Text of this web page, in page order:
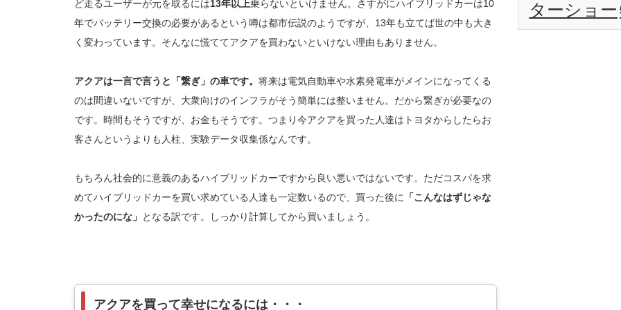
ど走るユーザーが元を取るには13年以上乗らないといけません。さすがにハイブリッドカーは10
年でバッテリー交換の必要があるという噂は都市伝説のようですが、13年も立てば世の中も大き
く変わっています。そんなに慌ててアクアを買わないといけない理由もありません。
アクアは一言で言うと「繋ぎ」の車です。 将来は電気自動車や水素発電車がメインになってくる
のは間違いないですが、大衆向けのインフラがそう簡単には整いません。だから繋ぎが必要なの
です。時間もそうですが、お金もそうです。つまり今アクアを買った人達はトヨタからしたらお
客さんというよりも人柱、実験データ収集係なんです。
もちろん社会的に意義のあるハイブリッドカーですから良い悪いではないです。ただコスパを求
めてハイブリッドカーを買い求めている人達も一定数いるので、買った後に
「こんなはずじゃな
かったのにな」 となる訳です。しっかり計算してから買いましょう。
アクアを買って幸せになるには・・・
ターショー